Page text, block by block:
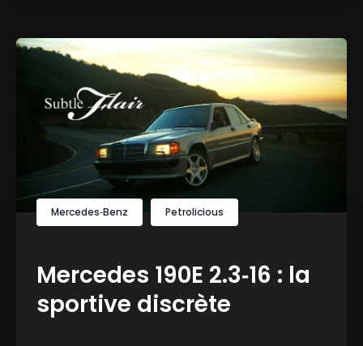
Mercedes‑Benz Petrolicious
Mercedes 190E 2.3‑16 : la
sportive discrète